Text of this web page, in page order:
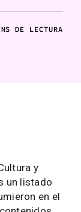
DE LECTURA
y
un listado
en el